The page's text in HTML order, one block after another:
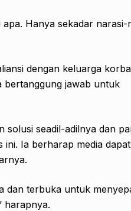
Hanya sekadar narasi-
dengan keluarga
bertanggung jawab untuk
solusi seadil-adilnya dan
ini. Ia berharap media
dan terbuka untuk
harapnya.